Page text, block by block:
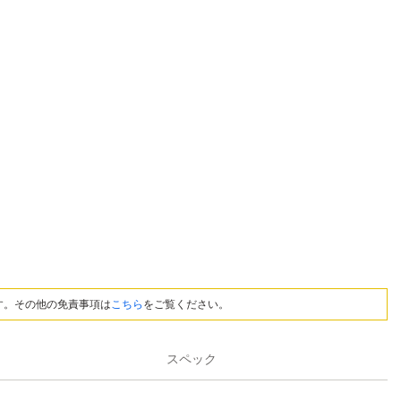
その他の免責事項はこちら をご覧ください。
スペック